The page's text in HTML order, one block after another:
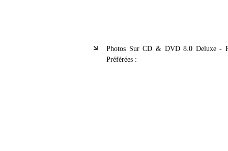
Photos Sur CD & DVD 8.0 Deluxe -
Préférées :